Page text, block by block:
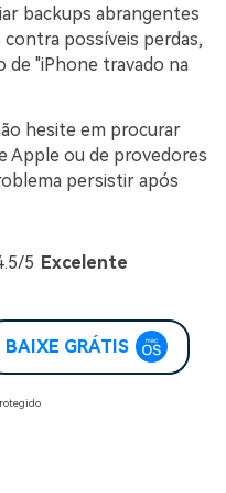
backups abrangentes
possíveis perdas,
de "iPhone travado na
hesite em procurar
Apple ou de provedores
persistir após
5 Excelente
BAIXE GRÁTIS